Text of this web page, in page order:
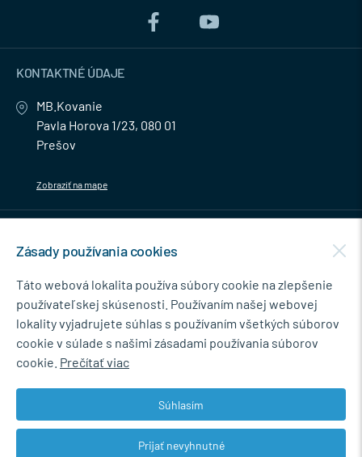
KONTAKTNÉ ÚDAJE
MB.Kovanie
Pavla Horova 1/23, 080 01
Prešov
Zobraziť na mape
NEWSLETTER
Súhlasím so spracovaním osobných údajov pre marketingové účely.
Zásady ochrany osobných údajov
Zásady používania cookies
Táto webová lokalita používa súbory cookie na zlepšenie
používateľskej skúsenosti. Používaním našej webovej
lokality vyjadrujete súhlas s používaním všetkých súborov
cookie v súlade s našimi zásadami používania súborov
cookie. Prečítať viac
Súhlasím
Prijať nevyhnutné